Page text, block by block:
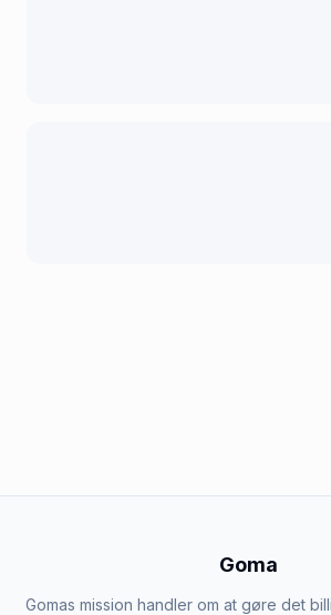
Goma
Gomas mission handler om at gøre det